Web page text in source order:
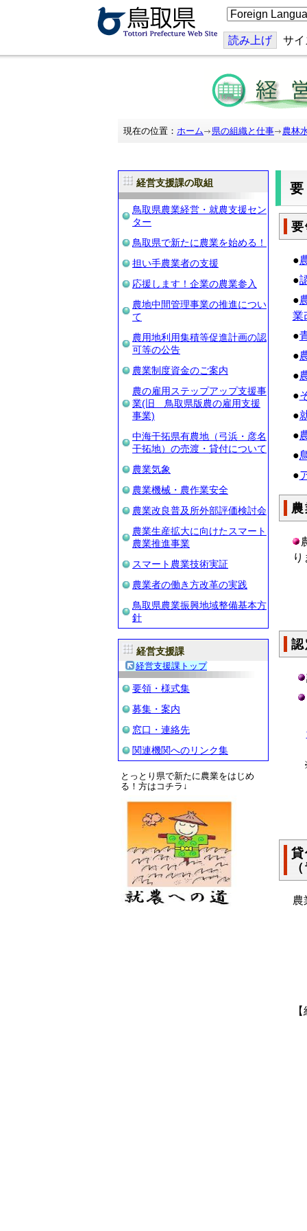
こ
の
ジ
を
訳
す
る
読み上げ サ
現在の位置： ホーム 県の組織と仕事 農林
経営支援課の取組
鳥取県農業経営・就農支援セン
ター
鳥取県で新たに農業を始める！
担い手農業者の支援
応援します！企業の農業参入
農地中間管理事業の推進につい
て
農用地利用集積等促進計画の認
可等の公告
農業制度資金のご案内
農の雇用ステップアップ支援事
業(旧 鳥取県版農の雇用支援
事業)
中海干拓県有農地（弓浜・彦名
干拓地）の売渡・貸付について
農業気象
農業機械・農作業安全
農業改良普及所外部評価検討会
農業生産拡大に向けたスマート
農業推進事業
スマート農業技術実証
農業者の働き方改革の実践
鳥取県農業振興地域整備基本方
針
経営支援課
経営支援課トップ
要領・様式集
募集・案内
窓口・連絡先
関連機関へのリンク集
とっとり県で新たに農業をはじめ
る！方はコチラ↓
●
●
●
業
●
●
●
●
●
●
●
●
り
※
農